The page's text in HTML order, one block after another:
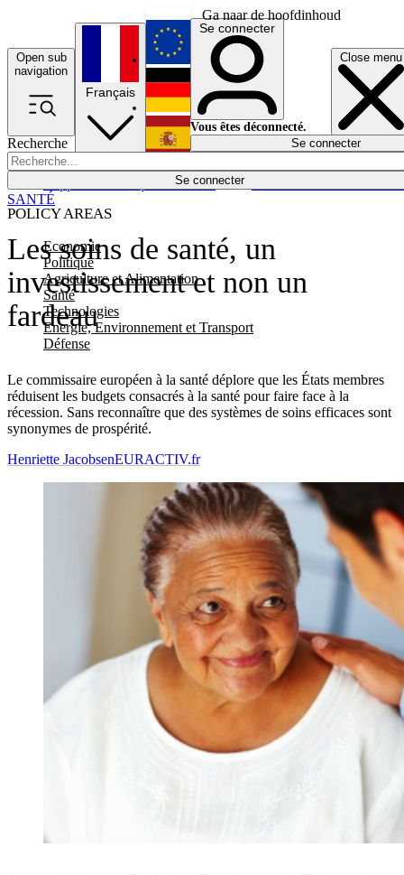
Ga naar de hoofdinhoud
Open sub
navigation
Close menu
Recherche
Se connecter
POLICY AREAS
Economie
Politique
Agriculture et Alimentation
Santé
Technologies
Energie, Environnement et Transport
Défense
Économie
Français
English
Deutsch
Español
Se connecter
Vous êtes déconnecté.
Se connecter
Les soins de santé, un
investissement et non un
fardeau
Le commissaire européen à la santé déplore que les États membres
réduisent les budgets consacrés à la santé pour faire face à la
récession. Sans reconnaître que des systèmes de soins efficaces sont
synonymes de prospérité.
SANTÉ
Henriette JacobsenEURACTIV.fr